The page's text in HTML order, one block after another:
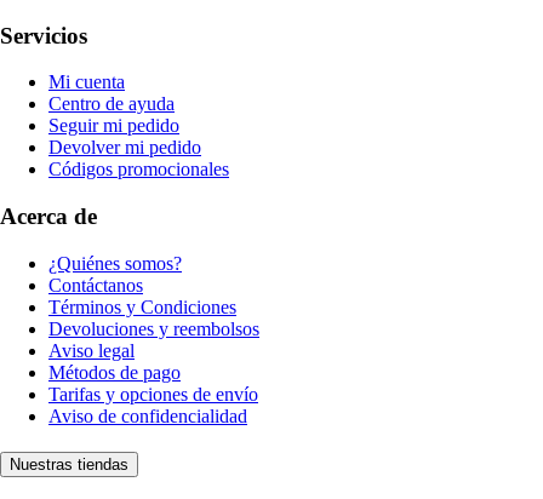
Servicios
Mi cuenta
Centro de ayuda
Seguir mi pedido
Devolver mi pedido
Códigos promocionales
Acerca de
¿Quiénes somos?
Contáctanos
Términos y Condiciones
Devoluciones y reembolsos
Aviso legal
Métodos de pago
Tarifas y opciones de envío
Aviso de confidencialidad
Nuestras tiendas